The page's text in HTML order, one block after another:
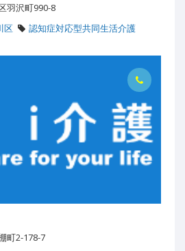
羽沢町990-8
区
認知症対応型共同生活介護
町2-178-7